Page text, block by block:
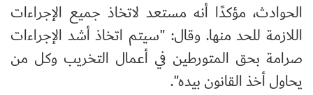
الحوادث، مؤكدًا أنه مستعد لاتخاذ جميع الإجراءات
اللازمة للحد منها. وقال: "سيتم اتخاذ أشد الإجراءات
صرامة بحق المتورطين في أعمال التخريب وكل من
يحاول أخذ القانون بيده".